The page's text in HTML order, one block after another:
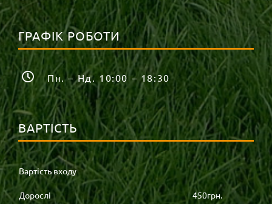
ГРАФІК РОБОТИ
Пн. – Нд. 10:00 – 18:30
ВАРТІСТЬ
Вартість входу
Дорослі 450грн.